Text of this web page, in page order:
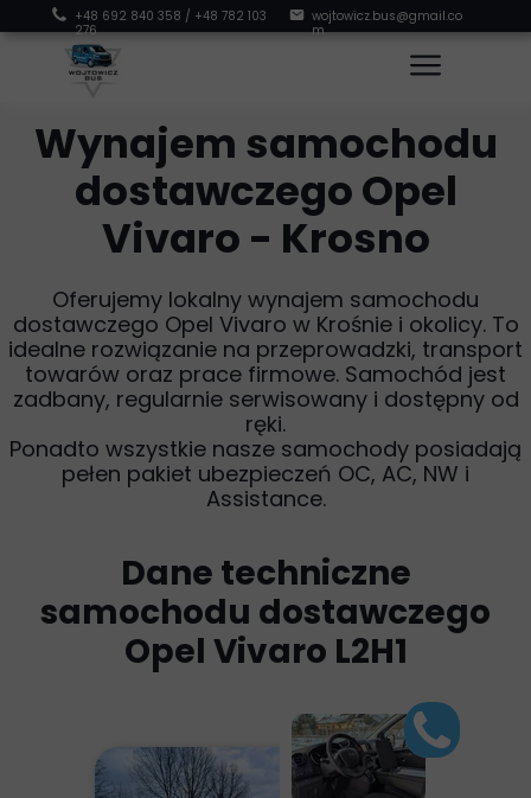
wojtowicz.bus@gmail.co
m
+48 692 840 358 / +48 782 103
276
Dane techniczne
samochodu dostawczego
Opel Vivaro L2H1
Oferujemy lokalny wynajem samochodu
dostawczego Opel Vivaro w Krośnie i okolicy. To
idealne rozwiązanie na przeprowadzki, transport
towarów oraz prace firmowe. Samochód jest
zadbany, regularnie serwisowany i dostępny od
ręki.
Ponadto wszystkie nasze samochody posiadają
pełen pakiet ubezpieczeń OC, AC, NW i
Assistance.
Wynajem samochodu
dostawczego Opel
Vivaro - Krosno